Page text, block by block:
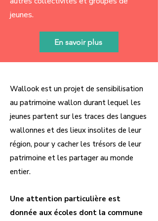
jeunes.
En savoir plus
Wallook est un projet de sensibilisation
au patrimoine wallon durant lequel les
jeunes partent sur les traces des langues
wallonnes et des lieux insolites de leur
région, pour y cacher les trésors de leur
patrimoine et les partager au monde
entier.
Une attention particulière est
donnée aux écoles dont la commune